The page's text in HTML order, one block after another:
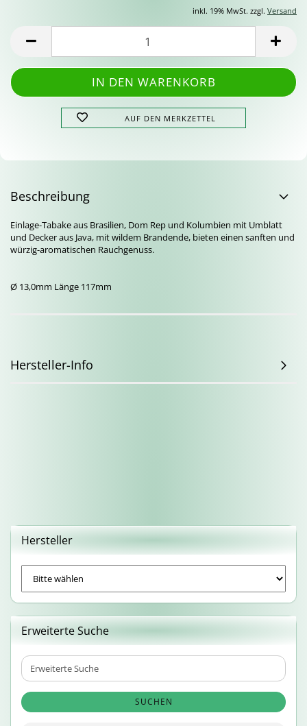
inkl. 19% MwSt. zzgl. Versand
AUF DEN MERKZETTEL
Beschreibung
Einlage-Tabake aus Brasilien, Dom Rep und Kolumbien mit Umblatt
und Decker aus Java, mit wildem Brandende, bieten einen sanften und
würzig-aromatischen Rauchgenuss.
Ø 13,0mm Länge 117mm
Hersteller-Info
Hersteller
Erweiterte Suche
Erweiterte
Suche
SUCHEN